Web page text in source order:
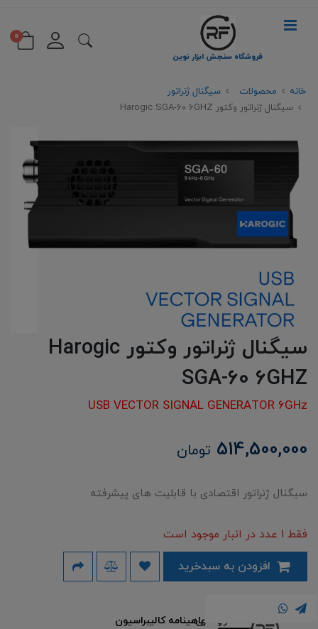
فروشگاه سنجش ابزار نوین
0
خانه محصولات
سیگنال ژنراتور
سیگنال ژنراتور وکتور Harogic SGA-60 6GHZ
سیگنال ژنراتور وکتور Harogic
SGA-60 6GHZ
USB VECTOR SIGNAL GENERATOR 6GHz
514,500,000 تومان
سیگنال ژنراتور اقتصادی با قابلیت های پیشرفته
فقط 1 عدد در انبار موجود است
مشاوره فنیگواهینامه کالیبراسیون